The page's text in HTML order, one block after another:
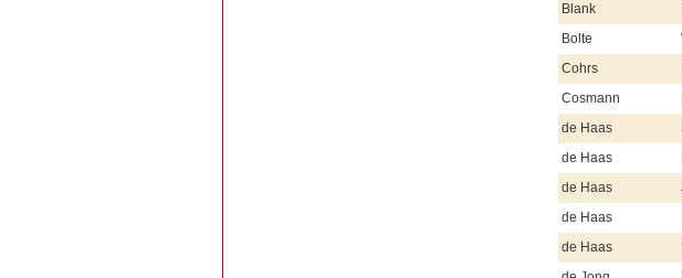
Blank
Bolte
Cohrs
Cosmann
de Haas
de Haas
de Haas
de Haas
de Haas